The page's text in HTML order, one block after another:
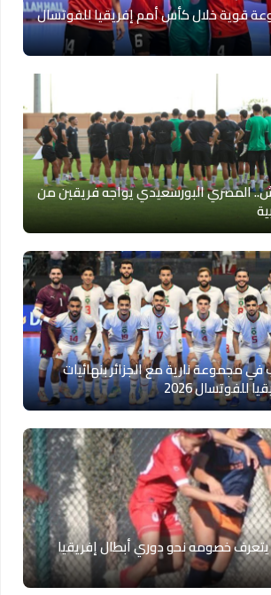
قوية خلال كأس أمم إفريقيا للفوتسال
المصري البورسعيدي يواجه فريقين من
مجموعة نارية مع الجزائر بنهائيات
للفوتسال 2026
يتعرف خصومه نحو دوري أبطال إفريقيا